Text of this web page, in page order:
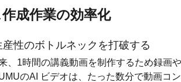
成作業の効率化
性のボトルネックを打破する
、1時間の講義動画を制作するため録画
のAI ビデオは、たった数分で動画コ